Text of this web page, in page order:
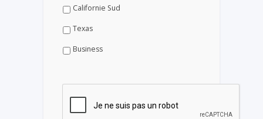
Californie Sud
Texas
Business